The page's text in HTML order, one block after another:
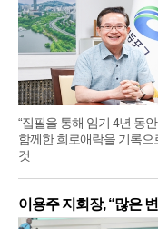
“집필을 통해 임기 4년 동
함께한 희로애락을 기록으
것
이용주 지회장, “많은